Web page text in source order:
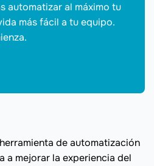
automatizar al máximo tu
más fácil a tu equipo.
de automatización
a mejorar la experiencia del